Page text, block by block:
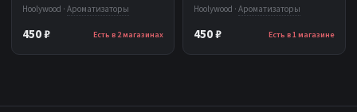
Hoolywood · Ароматизаторы
450 ₽ Есть в 2 магазинах
Hoolywood · Ароматизаторы
450 ₽ Есть в 1 магазине